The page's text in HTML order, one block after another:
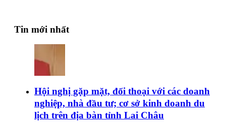
Tin mới nhất
Hội nghị gặp mặt, đối thoại với các doanh
nghiệp, nhà đầu tư; cơ sở kinh doanh du
lịch trên địa bàn tỉnh Lai Châu